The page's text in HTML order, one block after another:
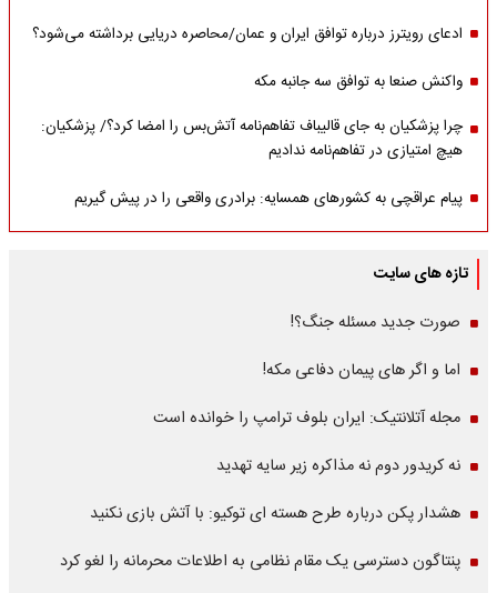
ادعای رویترز درباره توافق ایران و عمان/محاصره دریایی برداشته می‌شود؟
واکنش صنعا به توافق سه جانبه مکه
چرا پزشکیان به جای قالیباف تفاهم‌نامه آتش‌بس را امضا کرد؟/ پزشکیان:
هیچ امتیازی در تفاهم‌نامه ندادیم
پیام عراقچی به کشورهای همسایه: برادری واقعی را در پیش گیریم
تازه های سایت
صورت جدید مسئله جنگ؟!
اما و اگر های پیمان دفاعی مکه!
مجله آتلانتیک: ایران بلوف ترامپ را خوانده است
نه کریدور دوم نه مذاکره زیر سایه تهدید
هشدار پکن درباره طرح هسته ای توکیو: با آتش بازی نکنید
پنتاگون دسترسی یک مقام نظامی به اطلاعات محرمانه را لغو کرد